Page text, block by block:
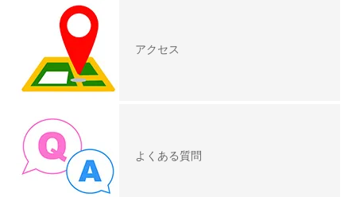
アクセス
よくある質問